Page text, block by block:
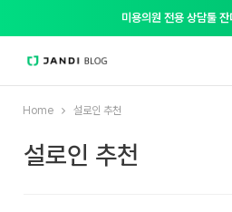
미용의원 전용 상담툴
Home 설로인 추천
설로인 추천